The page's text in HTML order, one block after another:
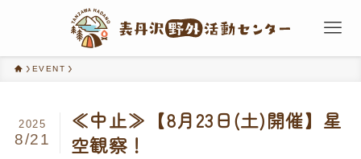
EVENT
≪中止≫【8月23日(土)開催】星
空観察！
2025
8/21